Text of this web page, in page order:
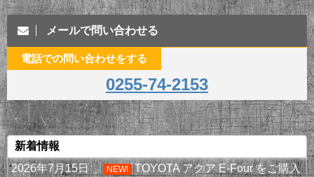
メールで問い合わせる
電話での問い合わせをする
0255-74-2153
新着情報
2026年7月15日
NEW! TOYOTA アクア E-Four をご購入